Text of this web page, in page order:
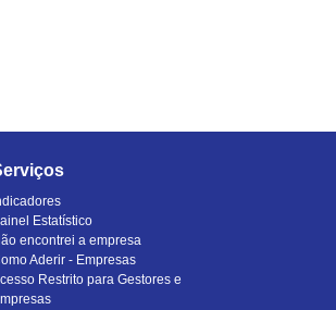
Estatístico
encontrei a empresa
Aderir - Empresas
Restrito para Gestores e